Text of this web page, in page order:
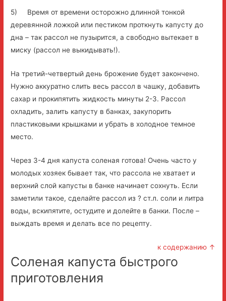
5) Время от времени осторожно длинной тонкой
деревянной ложкой или пестиком проткнуть капусту до
дна – так рассол не пузырится, а свободно вытекает в
миску (рассол не выкидывать!).
На третий-четвертый день брожение будет закончено.
Нужно аккуратно слить весь рассол в чашку, добавить
сахар и прокипятить жидкость минуты 2-3. Рассол
охладить, залить капусту в банках, закупорить
пластиковыми крышками и убрать в холодное темное
место.
Через 3-4 дня капуста соленая готова! Очень часто у
молодых хозяек бывает так, что рассола не хватает и
верхний слой капусты в банке начинает сохнуть. Если
заметили такое, сделайте рассол из ? ст.л. соли и литра
воды, вскипятите, остудите и долейте в банки. После –
выждать время и делать все по рецепту.
к содержанию ↑
Соленая капуста быстрого
приготовления